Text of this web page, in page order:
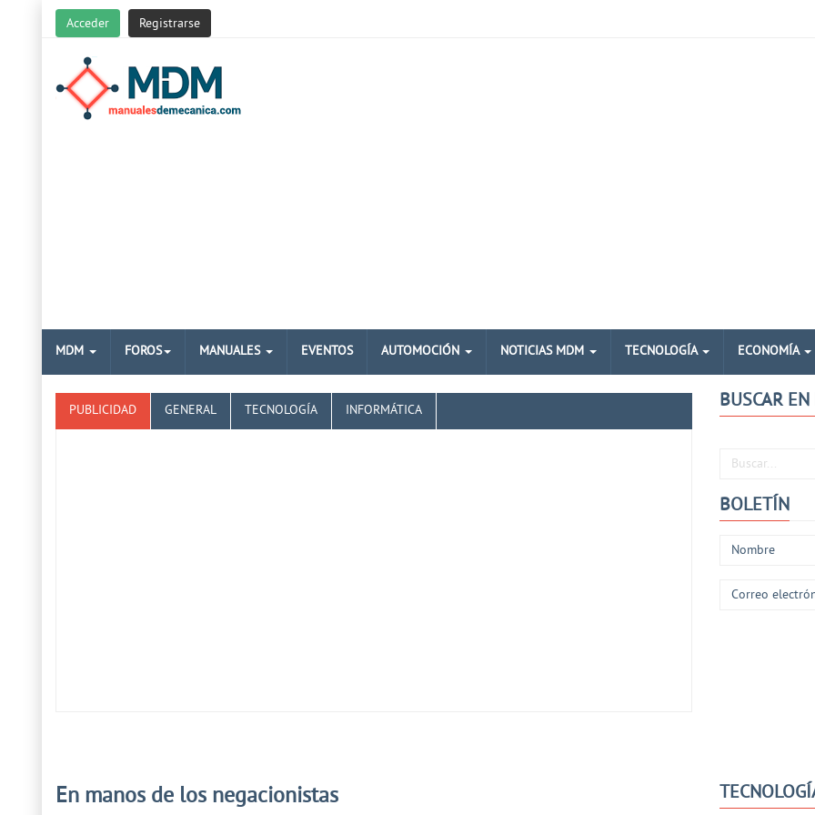
Acceder Registrarse
MDM FOROS MANUALES EVENTOS AUTOMOCIÓN NOTICIAS MDM TECNOLOGÍA ECONOMÍA
PUBLICIDAD GENERAL TECNOLOGÍA INFORMÁTICA BUSCAR
Buscar...
BOLETÍN
En manos de los negacionistas